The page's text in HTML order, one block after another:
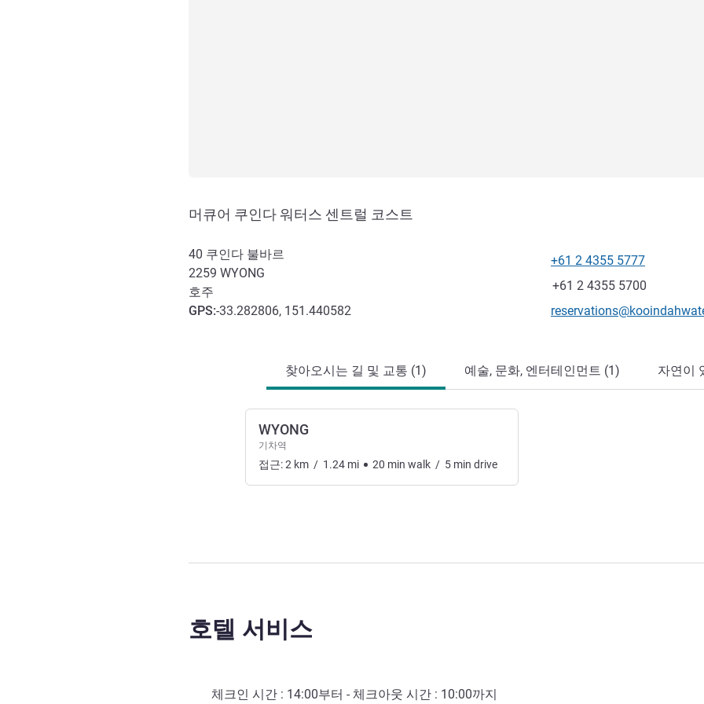
머큐어 쿠인다 워터스 센트럴 코스트
40 쿠인다 불바르
2259 WYONG
호주
GPS:-33.282806, 151.440582
전화
+61 2 4355 5777
팩스
+61 2 4355 5700
E-mail
찾아오시는 길 및 교통 (1) 예술, 문화, 엔터테인먼트 (1) 자연이
WYONG
기차역
접근:2 km / 1.24 mi 20 min walk / 5 min drive
호텔 서비스
체크인 시간 : 14:00부터 - 체크아웃 시간 : 10:00까지